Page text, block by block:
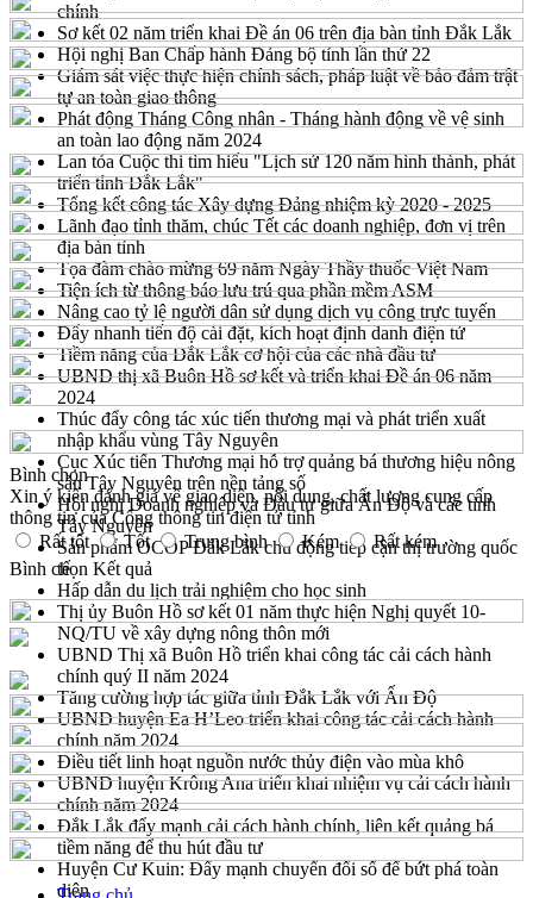
chính
Sơ kết 02 năm triển khai Đề án 06 trên địa bàn tỉnh Đắk Lắk
Hội nghị Ban Chấp hành Đảng bộ tỉnh lần thứ 22
Giám sát việc thực hiện chính sách, pháp luật về bảo đảm trật
tự an toàn giao thông
Phát động Tháng Công nhân - Tháng hành động về vệ sinh
an toàn lao động năm 2024
Lan tỏa Cuộc thi tìm hiểu "Lịch sử 120 năm hình thành, phát
triển tỉnh Đắk Lắk"
Tổng kết công tác Xây dựng Đảng nhiệm kỳ 2020 - 2025
Lãnh đạo tỉnh thăm, chúc Tết các doanh nghiệp, đơn vị trên
địa bàn tỉnh
Tọa đàm chào mừng 69 năm Ngày Thầy thuốc Việt Nam
Tiện ích từ thông báo lưu trú qua phần mềm ASM
Nâng cao tỷ lệ người dân sử dụng dịch vụ công trực tuyến
Đẩy nhanh tiến độ cài đặt, kích hoạt định danh điện tử
Tiềm năng của Đắk Lắk cơ hội của các nhà đầu tư
UBND thị xã Buôn Hồ sơ kết và triển khai Đề án 06 năm
2024
Thúc đẩy công tác xúc tiến thương mại và phát triển xuất
nhập khẩu vùng Tây Nguyên
Cục Xúc tiến Thương mại hỗ trợ quảng bá thương hiệu nông
sản Tây Nguyên trên nền tảng số
Hội nghị Doanh nghiệp và Đầu tư giữa Ấn Độ và các tỉnh
Tây Nguyên
Sản phẩm OCOP Đắk Lắk chủ động tiếp cận thị trường quốc
tế
Hấp dẫn du lịch trải nghiệm cho học sinh
Thị ủy Buôn Hồ sơ kết 01 năm thực hiện Nghị quyết 10-
NQ/TU về xây dựng nông thôn mới
UBND Thị xã Buôn Hồ triển khai công tác cải cách hành
chính quý II năm 2024
Tăng cường hợp tác giữa tỉnh Đắk Lắk với Ấn Độ
UBND huyện Ea H’Leo triển khai công tác cải cách hành
chính năm 2024
Điều tiết linh hoạt nguồn nước thủy điện vào mùa khô
UBND huyện Krông Ana triển khai nhiệm vụ cải cách hành
chính năm 2024
Đắk Lắk đẩy mạnh cải cách hành chính, liên kết quảng bá
tiềm năng để thu hút đầu tư
Huyện Cư Kuin: Đẩy mạnh chuyển đổi số để bứt phá toàn
diện
Bình chọn
Xin ý kiến đánh giá về giao diện, nội dung, chất lượng cung cấp
thông tin của Cổng thông tin điện tử tỉnh
Rất tốt
Tốt Trung bình Kém
Rất kém
Bình chọn Kết quả